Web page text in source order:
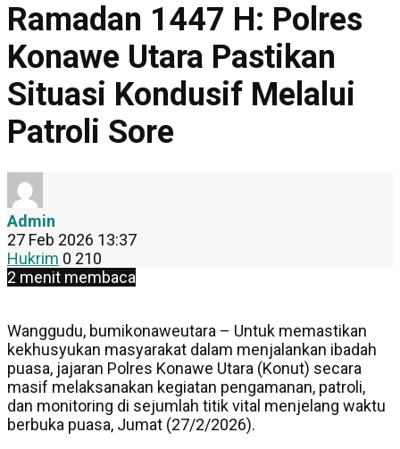
Ramadan 1447 H: Polres
Konawe Utara Pastikan
Situasi Kondusif Melalui
Patroli Sore
Admin
27 Feb 2026 13:37
Hukrim 0 210
2 menit membaca
Wanggudu, bumikonaweutara – Untuk memastikan
kekhusyukan masyarakat dalam menjalankan ibadah
puasa, jajaran Polres Konawe Utara (Konut) secara
masif melaksanakan kegiatan pengamanan, patroli,
dan monitoring di sejumlah titik vital menjelang waktu
berbuka puasa, Jumat (27/2/2026).